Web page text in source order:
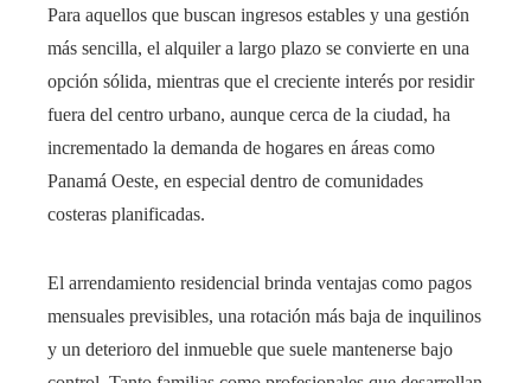
Para aquellos que buscan ingresos estables y una gestión
más sencilla, el alquiler a largo plazo se convierte en una
opción sólida, mientras que el creciente interés por residir
fuera del centro urbano, aunque cerca de la ciudad, ha
incrementado la demanda de hogares en áreas como
Panamá Oeste, en especial dentro de comunidades
costeras planificadas.
El arrendamiento residencial brinda ventajas como pagos
mensuales previsibles, una rotación más baja de inquilinos
y un deterioro del inmueble que suele mantenerse bajo